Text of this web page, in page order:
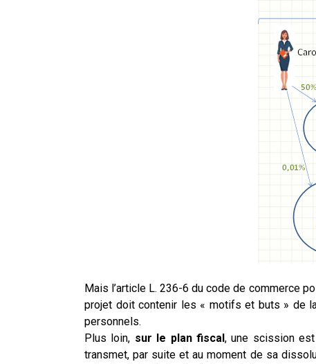
Mais l’article L. 236-6 du code de commerce
projet doit contenir les « motifs et buts » de
personnels.
Plus loin, sur le plan fiscal, une scission
transmet, par suite et au moment de sa